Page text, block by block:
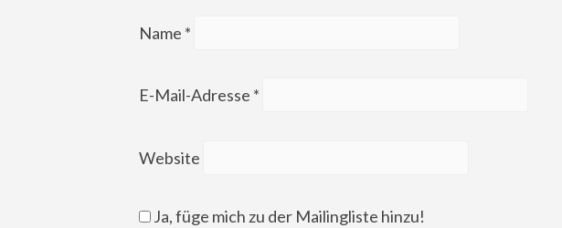
Name *
E-Mail-Adresse *
Website
Ja, füge mich zu der Mailingliste hinzu!